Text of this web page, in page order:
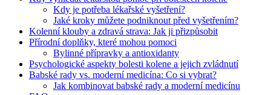
Kdy je potřeba lékařské vyšetření?
Jaké kroky můžete podniknout před vyšetřením?
Kolenní klouby a zdravá strava: Jak ji přizpůsobit
Přírodní doplňky, které mohou pomoci
Bylinné přípravky a antioxidanty
Psychologické aspekty bolesti kolene a jejich zvládnutí
Babské rady vs. moderní medicína: Co si vybrat?
Jak kombinovat babské rady a moderní medicínu